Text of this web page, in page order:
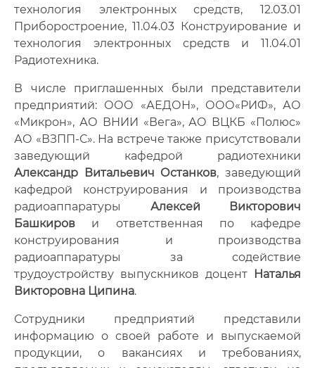
технология электронных средств, 12.03.01
Приборостроение, 11.04.03 Конструирование и
технология электронных средств и 11.04.01
Радиотехника.
В числе приглашенных были представители
предприятий: ООО «АЕДОН», ООО«РИФ», АО
«Микрон», АО ВНИИ «Вега», АО ВЦКБ «Полюс»
АО «ВЗПП-С». На встрече также присутствовали
заведующий кафедрой радиотехники
Александр Витальевич Останков, заведующий
кафедрой конструирования и производства
радиоаппаратуры Алексей Викторович
Башкиров и ответственная по кафедре
конструирования и производства
радиоаппаратуры за содействие
трудоустройству выпускников доцент Наталья
Викторовна Ципина.
Сотрудники предприятий представили
информацию о своей работе и выпускаемой
продукции, о вакансиях и требованиях,